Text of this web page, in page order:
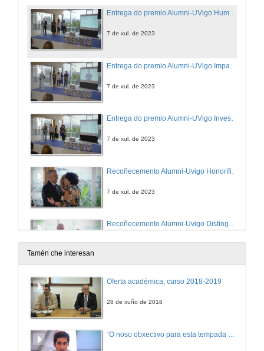
Entrega do premio Alumni-UVigo Humanidades
7 de xul. de 2023
7 de xul. de 2023
Entrega do premio Alumni-UVigo Investigación
7 de xul. de 2023
7 de xul. de 2023
Recoñecemento Alumni-Uvigo Distinguido e Clausura do acto
7 de xul. de 2023
Tamén che interesan
Oferta académica, curso 2018-2019
28 de xuño de 2018